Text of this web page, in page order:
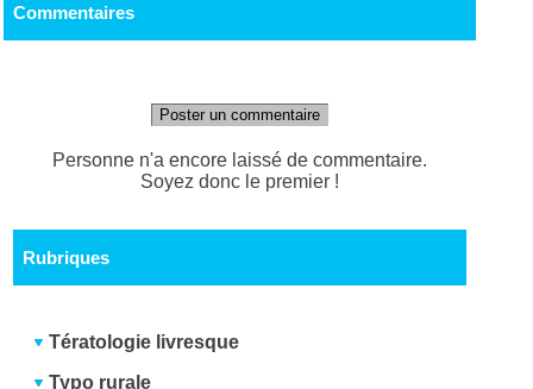
Commentaires
Poster un commentaire
Personne n'a encore laissé de commentaire.
Soyez donc le premier !
Rubriques
Tératologie livresque
Typo rurale